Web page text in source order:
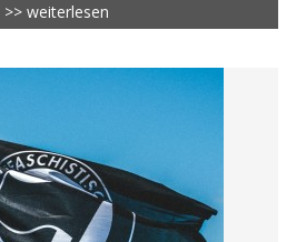
>> weiterlesen